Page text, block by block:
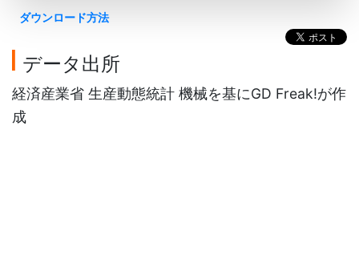
ダウンロード方法
データ出所
経済産業省 生産動態統計 機械を基にGD Freak!が作
成